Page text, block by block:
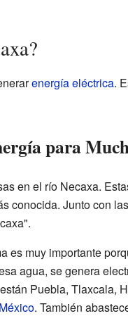
energía eléctrica.
para
en el río Necaxa.
conocida. Junto con
es muy importante
agua, se genera
Puebla, Tlaxcala,
. También